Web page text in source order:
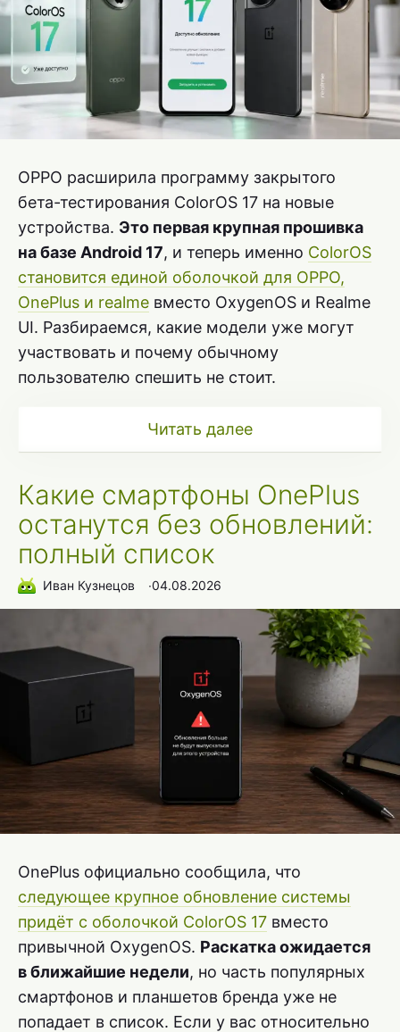
OPPO расширила программу закрытого
бета-тестирования ColorOS 17 на новые
устройства. Это первая крупная прошивка
на базе Android 17, и теперь именно ColorOS
становится единой оболочкой для OPPO,
OnePlus и realme вместо OxygenOS и Realme
UI. Разбираемся, какие модели уже могут
участвовать и почему обычному
пользователю спешить не стоит.
Читать далее
Какие смартфоны OnePlus
останутся без обновлений:
полный список
Иван Кузнецов ∙04.08.2026
OnePlus официально сообщила, что
следующее крупное обновление системы
придёт с оболочкой ColorOS 17 вместо
привычной OxygenOS. Раскатка ожидается
в ближайшие недели, но часть популярных
смартфонов и планшетов бренда уже не
попадает в список. Если у вас относительно